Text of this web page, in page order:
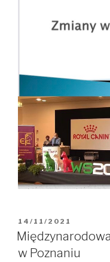
OPUBLIKOWANE
W
14/11/2021
w Poznaniu